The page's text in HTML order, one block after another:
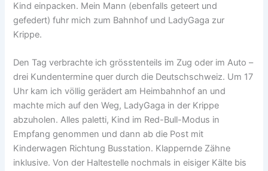
Kind einpacken. Mein Mann (ebenfalls geteert und
gefedert) fuhr mich zum Bahnhof und LadyGaga zur
Krippe.
Den Tag verbrachte ich grösstenteils im Zug oder im Auto –
drei Kundentermine quer durch die Deutschschweiz. Um 17
Uhr kam ich völlig gerädert am Heimbahnhof an und
machte mich auf den Weg, LadyGaga in der Krippe
abzuholen. Alles paletti, Kind im Red-Bull-Modus in
Empfang genommen und dann ab die Post mit
Kinderwagen Richtung Busstation. Klappernde Zähne
inklusive. Von der Haltestelle nochmals in eisiger Kälte bis